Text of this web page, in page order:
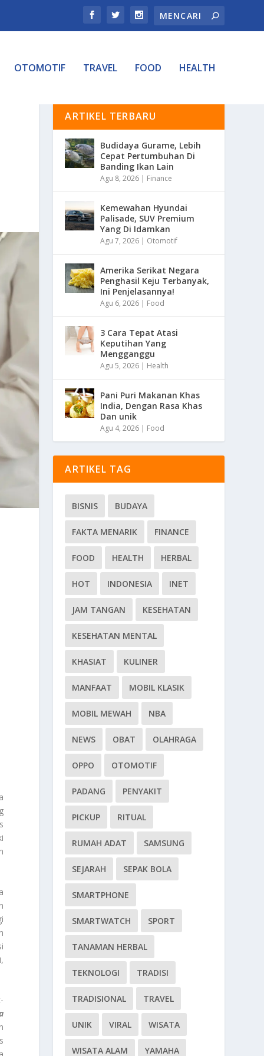
OTOMOTIF TRAVEL FOOD HEALTH
ARTIKEL TERBARU
Budidaya Gurame, Lebih
Cepat Pertumbuhan Di
Banding Ikan Lain
Agu 8, 2026 | Finance
Kemewahan Hyundai
Palisade, SUV Premium
Yang Di Idamkan
Agu 7, 2026 | Otomotif
Amerika Serikat Negara
Penghasil Keju Terbanyak,
Ini Penjelasannya!
Agu 6, 2026 | Food
3 Cara Tepat Atasi
Keputihan Yang
Mengganggu
Agu 5, 2026 | Health
Pani Puri Makanan Khas
India, Dengan Rasa Khas
Dan unik
Agu 4, 2026 | Food
ARTIKEL TAG
BISNIS BUDAYA
FAKTA MENARIK FINANCE
FOOD HEALTH HERBAL
HOT INDONESIA INET
JAM TANGAN KESEHATAN
KESEHATAN MENTAL
KHASIAT KULINER
MANFAAT MOBIL KLASIK
MOBIL MEWAH NBA
NEWS OBAT OLAHRAGA
OPPO OTOMOTIF
PADANG PENYAKIT
PICKUP RITUAL
RUMAH ADAT SAMSUNG
SEJARAH SEPAK BOLA
SMARTPHONE
SMARTWATCH SPORT
TANAMAN HERBAL
TEKNOLOGI TRADISI
TRADISIONAL TRAVEL
UNIK VIRAL WISATA
WISATA ALAM YAMAHA